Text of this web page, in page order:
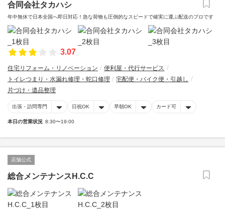
合同会社タカハシ
年中無休で日本全国へ即日対応！急な荷物も圧倒的なスピードで確実に運ぶ配送のプロです
3.07
住宅リフォーム・リノベーション
便利屋・代行サービス
トイレつまり・水漏れ修理・蛇口修理
宅配便・バイク便・引越し
片づけ・遺品整理
出張・訪問専門 日祝OK 早朝OK カード可
本日の営業状況 8:30〜19:00
店舗公式
総合メンテナンスH.C.C